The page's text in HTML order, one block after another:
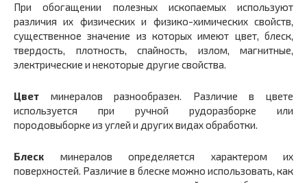
При обогащении полезных ископаемых используют
различия их физических и физико-химических свойств,
существенное значение из которых имеют цвет, блеск,
твердость, плотность, спайность, излом, магнитные,
электрические и некоторые другие свойства.
Цвет минералов разнообразен. Различие в цвете
используется при ручной рудоразборке или
породовыборке из углей и других видах обработки.
Блеск минералов определяется характером их
поверхностей. Различие в блеске можно использовать, как